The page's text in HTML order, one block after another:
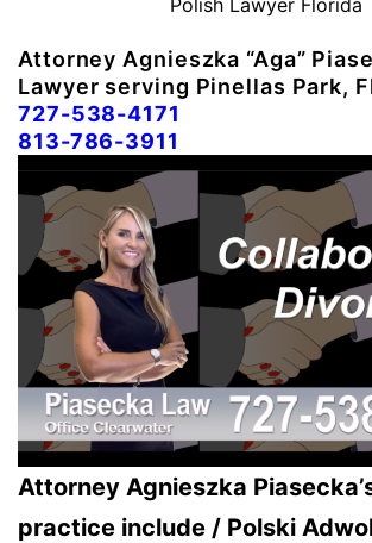
Polish Lawyer Florida
Attorney Agnieszka “Aga”
Lawyer serving Pinellas Park,
727-538-4171
813-786-3911
Attorney Agnieszka
practice include / Polski